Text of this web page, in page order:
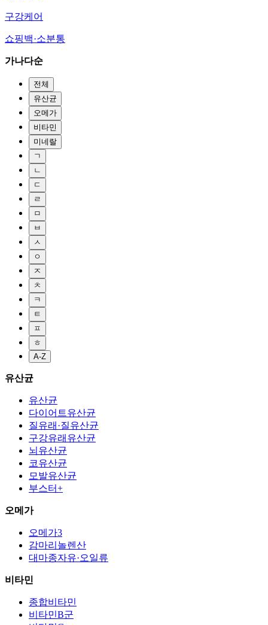
구강케어
쇼핑백·소분통
가나다순
전체
유산균
오메가
비타민
미네랄
ㄱ
ㄴ
ㄷ
ㄹ
ㅁ
ㅂ
ㅅ
ㅇ
ㅈ
ㅊ
ㅋ
ㅌ
ㅍ
ㅎ
A-Z
유산균
유산균
다이어트유산균
질유래·질유산균
구강유래유산균
뇌유산균
코유산균
모발유산균
부스터+
오메가
오메가3
감마리놀렌산
대마종자유·오일류
비타민
종합비타민
비타민B군